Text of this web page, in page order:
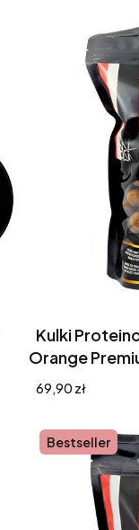
Kulki
Orange
Cena
69,90 zł
Bestseller